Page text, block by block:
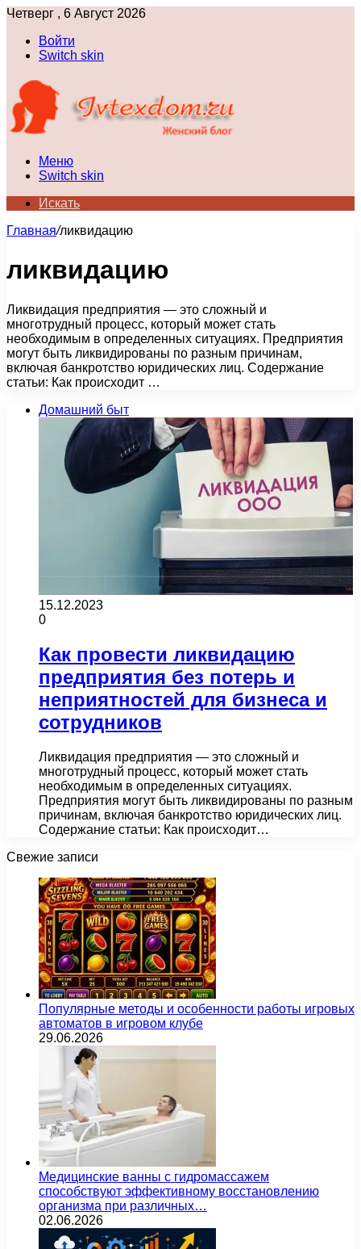
Четверг , 6 Август 2026
Войти
Switch skin
Меню
Switch skin
Искать
Главная/ликвидацию
ликвидацию
Ликвидация предприятия — это сложный и
многотрудный процесс, который может стать
необходимым в определенных ситуациях. Предприятия
могут быть ликвидированы по разным причинам,
включая банкротство юридических лиц. Содержание
статьи: Как происходит …
Домашний быт
15.12.2023
0
Как провести ликвидацию
предприятия без потерь и
неприятностей для бизнеса и
сотрудников
Ликвидация предприятия — это сложный и
многотрудный процесс, который может стать
необходимым в определенных ситуациях.
Предприятия могут быть ликвидированы по разным
причинам, включая банкротство юридических лиц.
Содержание статьи: Как происходит…
Свежие записи
Популярные методы и особенности работы игровых
автоматов в игровом клубе
29.06.2026
Медицинские ванны с гидромассажем
способствуют эффективному восстановлению
организма при различных…
02.06.2026